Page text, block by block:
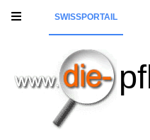
SWISSPORTAIL